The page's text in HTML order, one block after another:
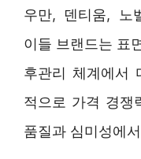
우만, 덴티움, 노
이들 브랜드는 표
후관리 체계에서
적으로 가격 경쟁
품질과 심미성에